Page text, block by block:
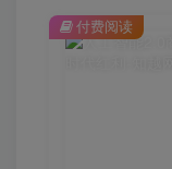
付费阅读